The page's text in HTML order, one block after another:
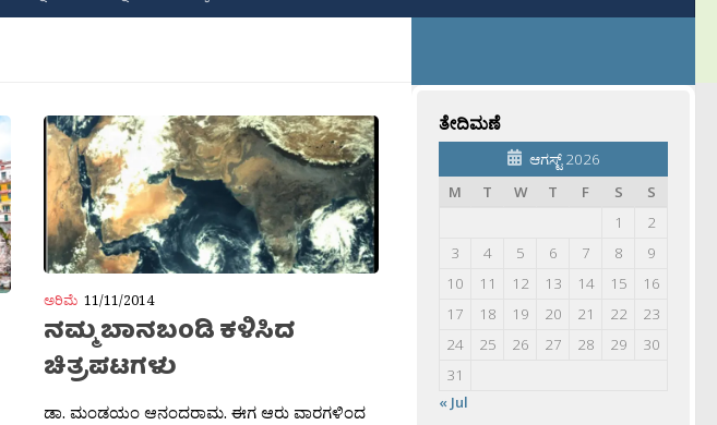
ಅರಿಮೆ 11/11/2014
ನಮ್ಮ ಬಾನಬಂಡಿ ಕಳಿಸಿದ
ಚಿತ್ರಪಟಗಳು
ಡಾ. ಮಂಡಯಂ ಆನಂದರಾಮ. ಈಗ ಆರು ವಾರಗಳಿಂದ
ತೇದಿಮಣೆ
ಆಗಸ್ಟ್ 2026
M
T W T F S
S
1
2
3
4 5 6 7 8
9
10
11 12 13 14 15
16
17
18 19 20 21 22
23
24
25 26 27 28 29
30
31
« Jul